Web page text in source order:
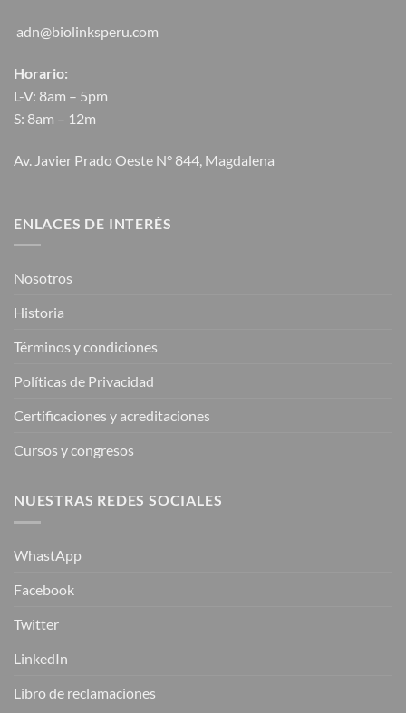
adn@biolinksperu.com
Horario:
L-V: 8am – 5pm
S: 8am – 12m
Av. Javier Prado Oeste N° 844, Magdalena
ENLACES DE INTERÉS
Nosotros
Historia
Términos y condiciones
Políticas de Privacidad
Certificaciones y acreditaciones
Cursos y congresos
NUESTRAS REDES SOCIALES
WhastApp
Facebook
Twitter
LinkedIn
Libro de reclamaciones